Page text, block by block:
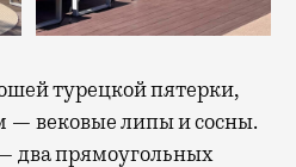
турецкой пятерки,
— вековые липы и сосны.
два прямоугольных